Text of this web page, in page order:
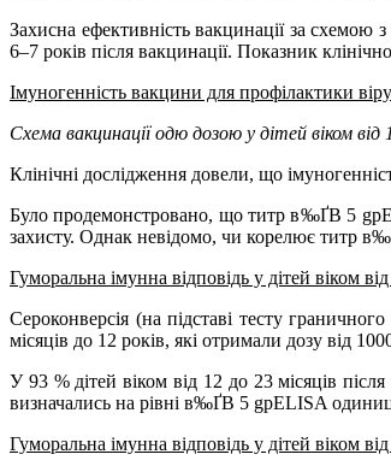
Захисна ефективність вакцинації за схемою
6–7 років після вакцинації. Показник
Імуногенність вакцини для профілактики
Схема вакцинації одю дозою у дітей віком від
Клінічні дослідження довели, що
Було продемонстровано, що титр в‰ҐВ 5
захисту. Однак невідомо, чи корелює титр
Гуморальна імунна відповідь у дітей віком
Cероконверсія (на підставі тесту
місяців до 12 років, які отримали дозу від
У 93 % дітей віком від 12 до 23 місяців
визначались на рівні в‰ҐВ 5 gpELISA
Гуморальна імунна відповідь у дітей віком